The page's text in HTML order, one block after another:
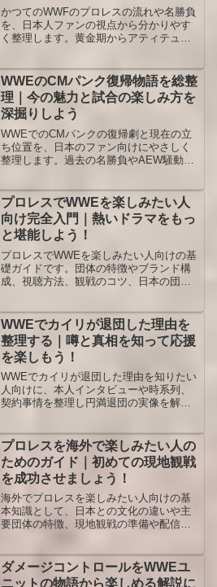
かつてのWWFのプロレスの流れや名勝負
を、日本人ファンの視点から分かりやす
く整理します。黄金期からアティテュー
たい人向けの解説です。
WWEのCMパンク復帰物語を総整
理｜今の魅力と試合の楽しみ方を
深掘りしよう
WWEでのCMパンクの復帰劇と現在の立
ち位置を、日本のファン向けにやさしく
整理します。過去の名勝負やAEW騒動か
けてきた人も、WWEのCMパンクをより
深く楽しむための予習復習に使えるガイ
ドです。
プロレスでWWEを楽しみたい人
向け完全入門｜熱いドラマをもっ
と堪能しよう！
プロレスでWWEを楽しみたい人向けの基
礎ガイドです。団体の特徴やブランド構
成、視聴方法、観戦のコツ、日本の団体
なります。初心者でも試合やストーリー
ラインの魅力を理解しやすくなるポイン
トを具体的に紹介します。
WWEでカイリが退団した理由を
整理する｜噂と真相を知って応援
を楽しもう！
WWEでカイリが退団した理由を知りたい
人向けに、本人インタビューや時系列、
契約事情を整理し円満退団の実像を解説
で、過去の試合と今後の展開を落ち着い
て楽しめる視点が身につきます。
プロレスを海外で楽しみたい人の
ためのガイド｜初めての現地観戦
を成功させましょう！
海外でプロレスを楽しみたい人向けの基
本知識として、日本との文化の違いや主
要団体の特徴、現地観戦の準備や配信視
ての海外興行でも落ち着いて満喫できる
よう段階的に解説します。
ダメージコントロールをWWEユ
ニットの物語から楽しめる解説に